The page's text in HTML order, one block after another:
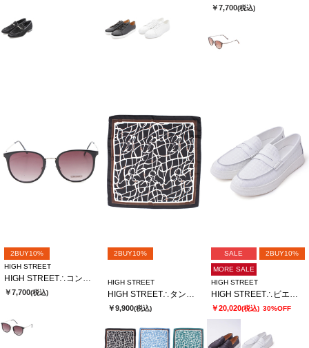
￥7,700(税込)
2BUY10%
HIGH STREET
HIGH STREET∴コンビボストンガタサングラス
￥7,700(税込)
2BUY10%
HIGH STREET
HIGH STREET∴タングルラインガラリングツキアスコットタイ
￥9,900(税込)
SALE 2BUY10%
MORE SALE
HIGH STREET
HIGH STREET∴ビエ・ド・プールカタオシドレススニーカー
￥20,020(税込) 30%OFF